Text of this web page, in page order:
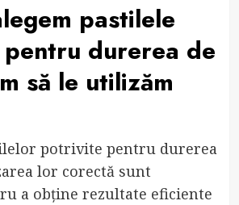
pastilele
durerea de
să le utilizăm
potrivite pentru durerea
lor corectă sunt
a obține rezultate eficiente